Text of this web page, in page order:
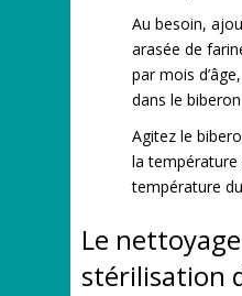
Au besoin,
arasée de
par mois
dans le
Agitez le
la température
température
Le
stérilisation